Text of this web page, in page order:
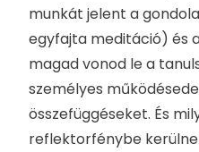
munkát jelent a
egyfajta meditáció) és
magad vonod le a
személyes
összefüggéseket. És
reflektorfénybe